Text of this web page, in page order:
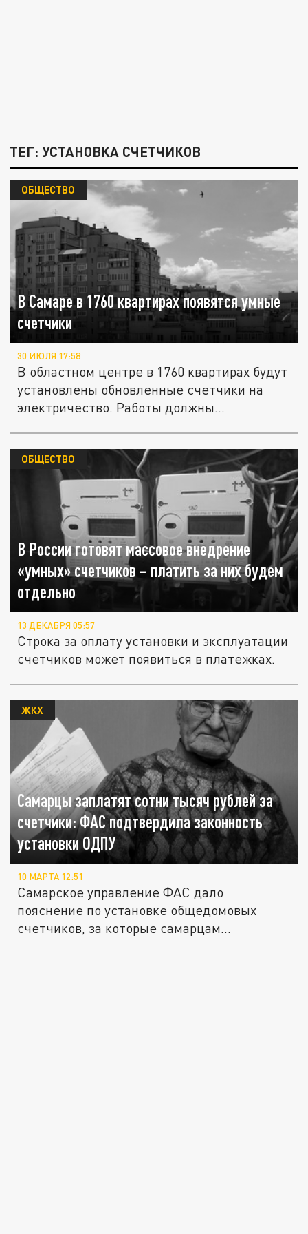
ТЕГ: УСТАНОВКА СЧЕТЧИКОВ
В Самаре в 1760 квартирах появятся умные
счетчики
ОБЩЕСТВО
30 ИЮЛЯ 17:58
В областном центре в 1760 квартирах будут
установлены обновленные счетчики на
электричество. Работы должны...
В России готовят массовое внедрение
«умных» счетчиков – платить за них будем
отдельно
ОБЩЕСТВО
13 ДЕКАБРЯ 05:57
Строка за оплату установки и эксплуатации
счетчиков может появиться в платежках.
Самарцы заплатят сотни тысяч рублей за
счетчики: ФАС подтвердила законность
установки ОДПУ
ЖКХ
10 МАРТА 12:51
Самарское управление ФАС дало
пояснение по установке общедомовых
счетчиков, за которые самарцам